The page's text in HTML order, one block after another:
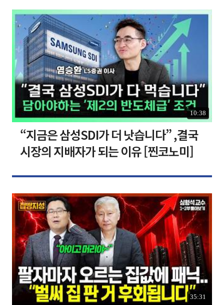
10:38
“지금은 삼성SDI가 더 낫습니다” ,결국
시장의 지배자가 되는 이유 [찐코노미]
35:31